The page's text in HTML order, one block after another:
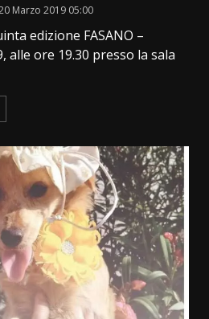
Marzo 2019 05:00
edizione FASANO –
alle ore 19.30 presso la sala